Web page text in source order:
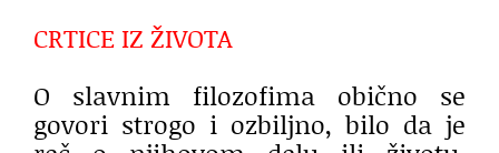
CRTICE IZ ŽIVOTA
O slavnim filozofima obično se
govori strogo i ozbiljno, bilo da je